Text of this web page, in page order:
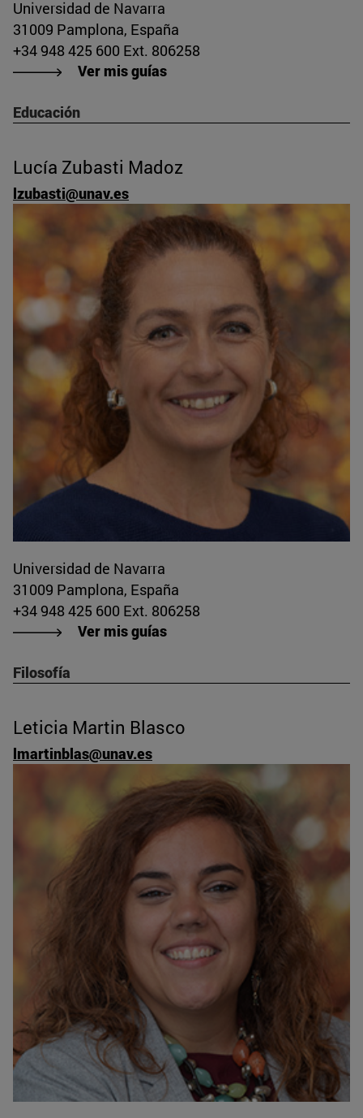
Universidad de Navarra
31009 Pamplona, España
+34 948 425 600 Ext. 806258
Ver mis guías
Educación
Lucía Zubasti Madoz
lzubasti@unav.es
Universidad de Navarra
31009 Pamplona, España
+34 948 425 600 Ext. 806258
Ver mis guías
Filosofía
Leticia Martin Blasco
lmartinblas@unav.es